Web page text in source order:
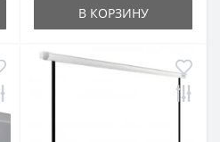
В КОРЗИНУ